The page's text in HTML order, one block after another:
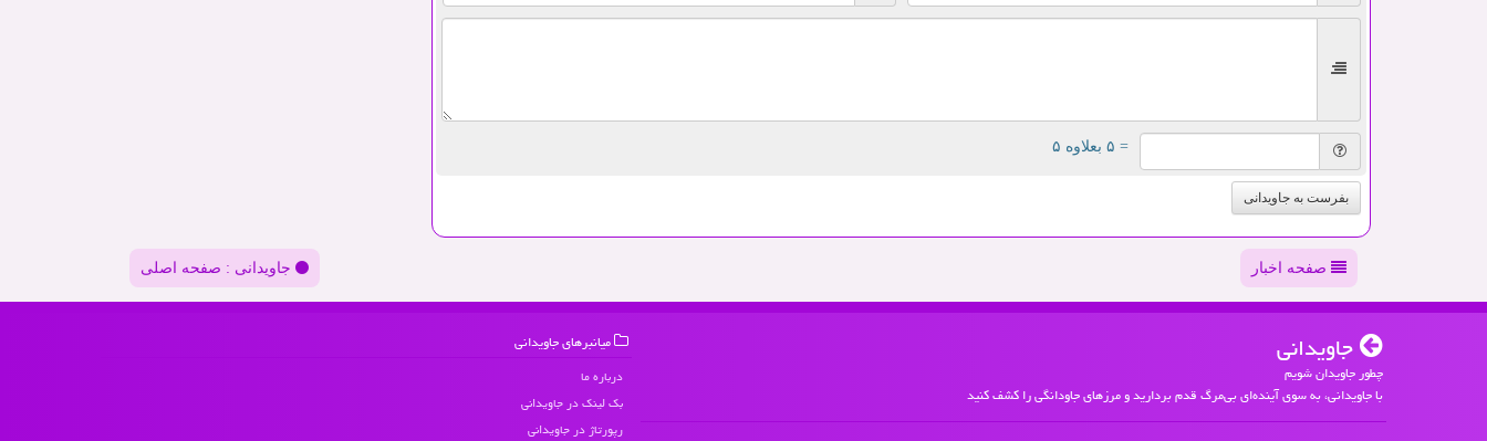
= ۵ بعلاوه ۵
بفرست به جاویدانی
صفحه اخبار جاویدانی : صفحه اصلی
جاویدانی
چطور جاویدان شویم
با جاویدانی، به سوی آینده‌ای بی‌مرگ قدم بردارید و مرزهای جاودانگی را کشف کنید
میانبرهای جاویدانی
درباره ما
بک لینک در جاویدانی
رپورتاژ در جاویدانی